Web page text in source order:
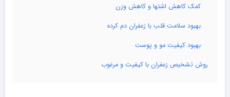
کمک کاهش اشتها و کاهش وزن
بهبود سلامت قلب با زعفران دم کرده
بهبود کیفیت مو و پوست
روش تشخیص زعفران با کیفیت و مرغوب